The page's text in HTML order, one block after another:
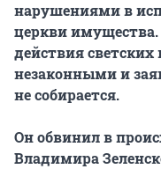
нарушениями в
церкви
действия
незаконными и
не собирается.
Он обвинил в
Владимира